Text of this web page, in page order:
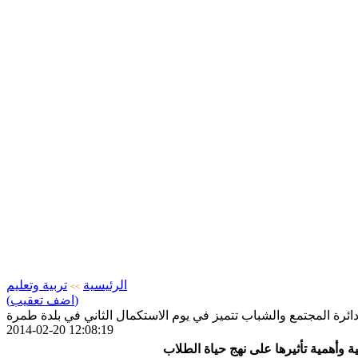
الرئيسية >> تربية وتعليم
(اضف تعقيب)
دائرة المجتمع والشباب تتميز في يوم الاستكمال الثاني في بلدة طمرة
2014-02-20 12:08:19